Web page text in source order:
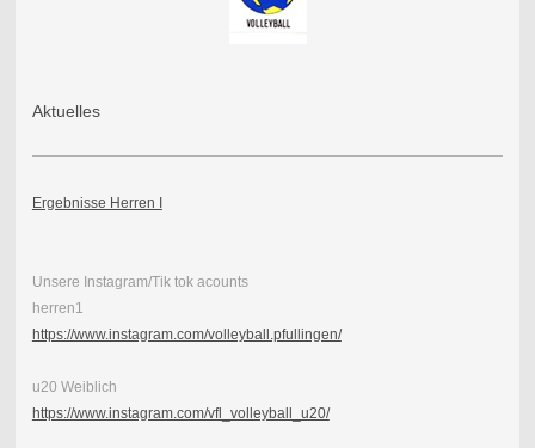
Aktuelles
Ergebnisse Herren I
Unsere Instagram/Tik tok acounts
herren1
https://www.instagram.com/volleyball.pfullingen/
u20 Weiblich
https://www.instagram.com/vfl_volleyball_u20/